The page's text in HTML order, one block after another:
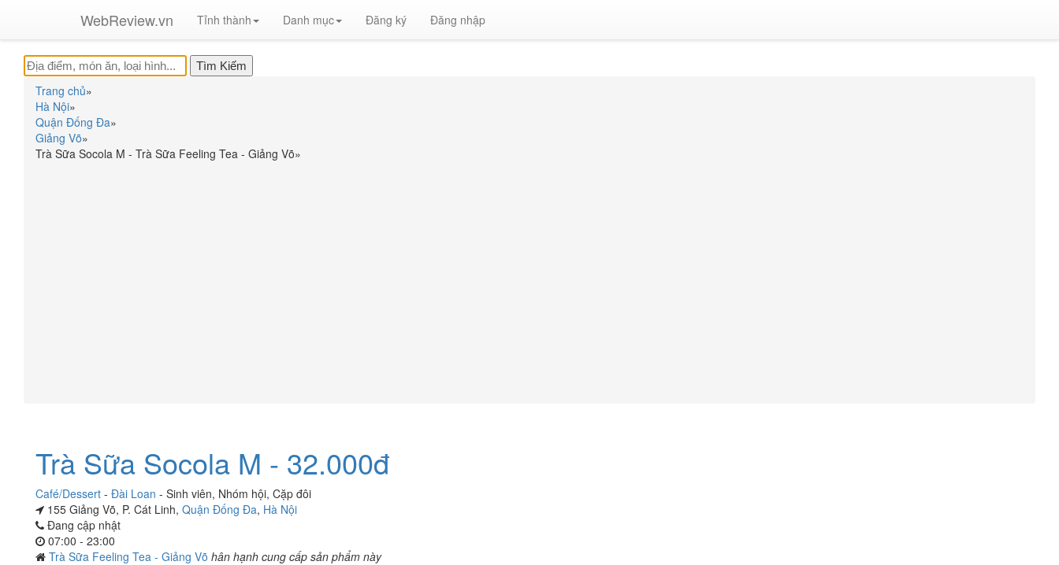
WebReview.vn Tỉnh thành Danh mục Đăng ký Đăng nhập
Trang chủ»
Hà Nội»
Quận Đống Đa»
Giảng Võ»
Trà Sữa Socola M - Trà Sữa Feeling Tea - Giảng Võ»
Trà Sữa Socola M - 32.000đ
Café/Dessert - Đài Loan - Sinh viên, Nhóm hội, Cặp đôi
155 Giảng Võ, P. Cát Linh, Quận Đống Đa, Hà Nội
Đang cập nhật
07:00 - 23:00
Trà Sữa Feeling Tea - Giảng Võ hân hạnh cung cấp sản phẩm này